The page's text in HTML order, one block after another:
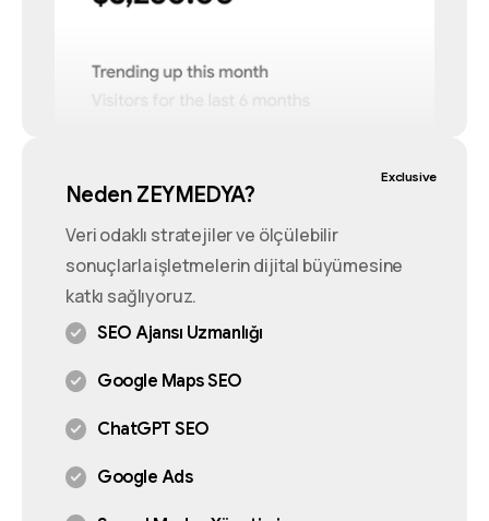
Neden ZEYMEDYA?
Veri odaklı stratejiler ve ölçülebilir
sonuçlarla işletmelerin dijital büyümesine
katkı sağlıyoruz.
SEO Ajansı Uzmanlığı
Google Maps SEO
ChatGPT SEO
Google Ads
Exclusive